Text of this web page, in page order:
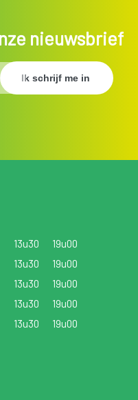
nieuwsbrief
13u30
19u00
13u30
19u00
13u30
19u00
13u30
19u00
13u30
19u00